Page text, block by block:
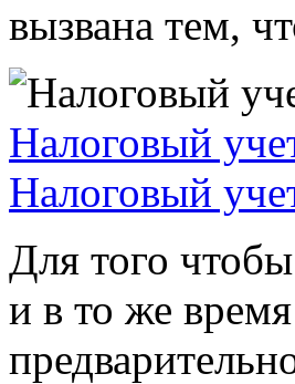
вызвана тем,
Налоговый
Налоговый
Для того
и в то же время